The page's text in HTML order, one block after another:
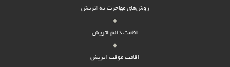
روش‌های مهاجرت به اتریش
اقامت دائم اتریش
اقامت موقت اتریش